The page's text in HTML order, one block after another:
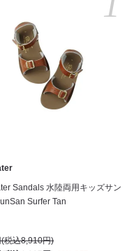
Sandals 水陸両用キッズサン
Surfer Tan
税込8,910円)